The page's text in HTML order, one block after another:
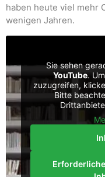
haben heute viel mehr
wenigen Jahren.
Sie sehen
YouTube.
zuzugreifen,
Bitte